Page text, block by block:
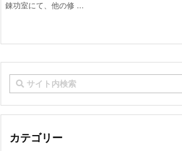
錬功室にて、他の修 ...
カテゴリー